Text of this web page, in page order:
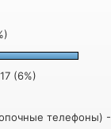
(6%)
телефоны) -